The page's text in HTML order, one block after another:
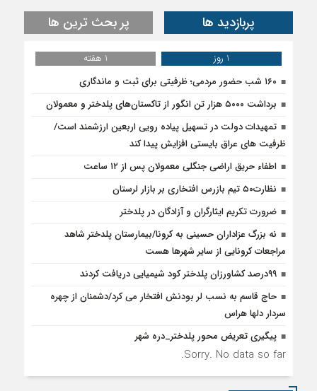
پربازدید ها پر بحث ترین ها
1 روز
1 هفته
۱۶۰ شب حضور مردمی؛ ظرفیتی برای ثبت و ماندگاری
برداشت ۵۰۰۰ هزار تن انگور از تاکستان‌های پلدختر و معمولان
تمهیدات دولت در تسهیل پیاده رویی اربعین ارزشمند است/
ظرفیت های عراق بایستی افزایش پیدا کند
اطفاء حریق اراضی جنگلی معمولان پس از ۱۲ ساعت
نظارت۵۰ تیم بازرس افتخاری بر بازار لرستان
ضرورت تکریم ایثارگران و آزادگان در پلدختر
نه بزرگ عزاداران حسینی به کرونا/بیمارستان پلدختر شاهد
مراجعات کرونایی از سایر شهرها هست
۹۹درصد کشاورزان پلدختر کود شیمیایی دریافت کردند
حاج قاسم به نسب لر بودنش افتخار می کرد/دشمنان از چهره
سردار دلها هراس
پیگیری تعریض محور پلدختر_دره شهر
Sorry. No data so far.